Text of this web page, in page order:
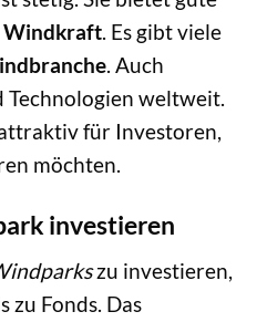
Windkraft. Es gibt viele
. Auch
weltweit.
für Investoren,
möchten.
investieren
zu investieren,
zu Fonds. Das